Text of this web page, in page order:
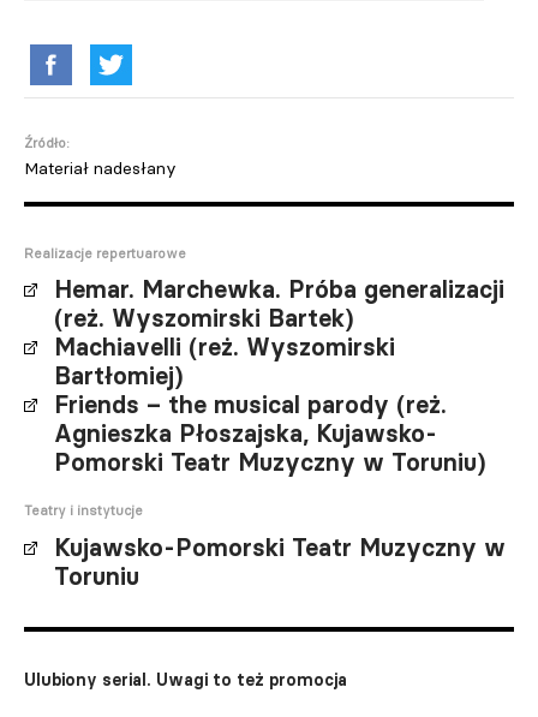
Źródło:
Materiał nadesłany
Realizacje repertuarowe
Hemar. Marchewka. Próba generalizacji
(reż. Wyszomirski Bartek)
Machiavelli (reż. Wyszomirski
Bartłomiej)
Friends – the musical parody (reż.
Agnieszka Płoszajska, Kujawsko-
Pomorski Teatr Muzyczny w Toruniu)
Teatry i instytucje
Kujawsko-Pomorski Teatr Muzyczny w
Toruniu
Ulubiony serial. Uwagi to też promocja